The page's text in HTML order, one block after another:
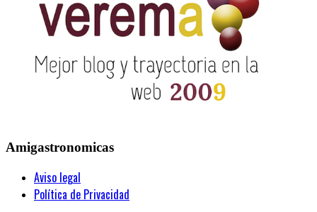
Amigastronomicas
Aviso legal
Política de Privacidad